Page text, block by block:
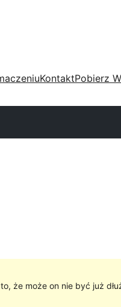
KontaktPobierz
że może on nie być już